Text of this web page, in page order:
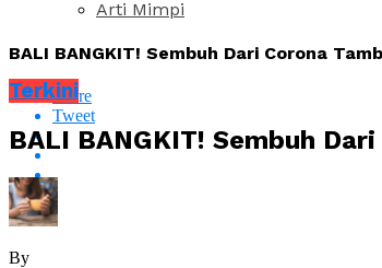
Arti Mimpi
BALI BANGKIT! Sembuh Dari Corona
Share
Tweet
Terkini
BALI BANGKIT! Sembuh
By